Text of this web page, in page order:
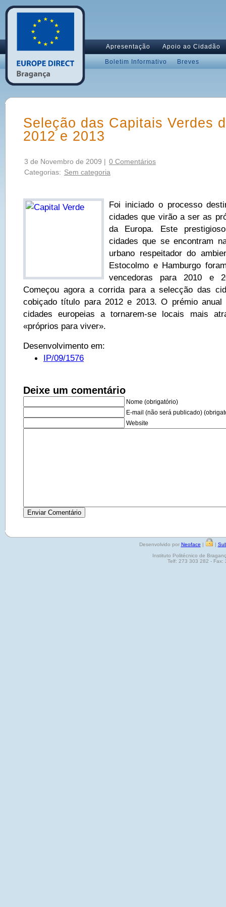
Apresentação Apoio ao Cidadão
Boletim Informativo Breves
Seleção das Capitais Verdes
2012 e 2013
3 de Novembro de 2009 | 0 Comentários
Categorias: Sem categoria
Foi iniciado o processo
cidades que virão a ser as
da Europa. Este
cidades que se encontram
urbano respeitador do
Estocolmo e Hamburgo
vencedoras para 2010 e
Começou agora a corrida para a selecção das
cobiçado título para 2012 e 2013. O prémio anual
cidades europeias a tornarem-se locais mais
«próprios para viver».
Desenvolvimento em:
IP/09/1576
Deixe um comentário
Nome (obrigatório)
E-mail (não será publicado)
Website
Desenvolvido por Neoface | |
Instituto Politécnico de
Telf: 273 303 282 - Fax: